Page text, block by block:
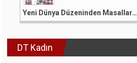
Yeni Dünya Düzeninden Masallar…
DT Kadın